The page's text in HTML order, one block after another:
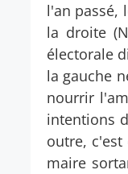
l'an passé,
la droite
électorale
la gauche
nourrir
intentions
outre,
maire